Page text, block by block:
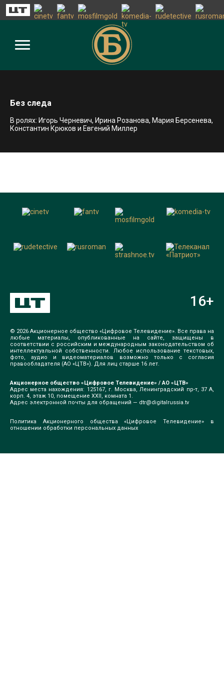
Без следа
В ролях: Игорь Черневич, Ирина Розанова, Мария Берсенева,
Константин Крюков и Евгений Миллер
© 2026 Акционерное общество «Цифровое Телевидение». Все права на
любые материалы, опубликованные на сайте, защищены в
соответствии с российским и международным законодательством об
интеллектуальной собственности. Любое использование текстовых,
фото, аудио и видеоматериалов возможно только с согласия
правообладателя (АО «ЦТВ»). Для лиц старше 16 лет.
Акционерное общество «Цифровое Телевидение» / АО «ЦТВ»
Адрес места нахождения: 125167, г. Москва, Ленинградский пр-т, 37 А,
корп. 4, этаж 10, помещение XXII, комната 1.
Адрес электронной почты для обращений — dtr@digitalrussia.tv
Политика Акционерного общества «Цифровое Телевидение» в
отношении обработки персональных данных
16+